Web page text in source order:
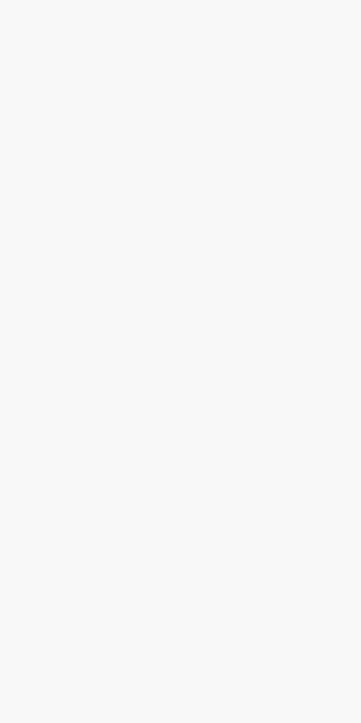
Ukraine
die vom Krieg betroffenen Menschen
Krankenhausbetten mit Matratzen,
zur Notfallbeatmung und
seit vielen Jahren die gemeinnützige
Kontakt zu den Stiftungen hergestellt.
medizinische Hilfsgüter in die Ukraine
Ulrike Lessing vertreten wird (Frau